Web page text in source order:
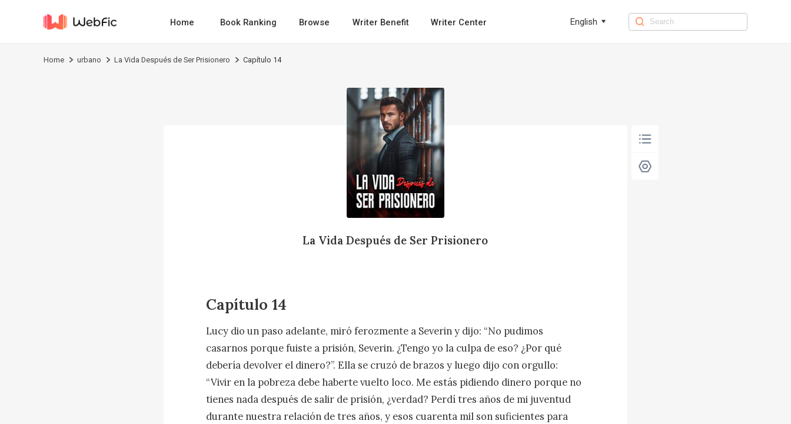
Home Book Ranking Browse Writer Benefit Writer Center English
Home urbano La Vida Después de Ser Prisionero Capítulo 14
La Vida Después de Ser Prisionero
Capítulo 14
Lucy dio un paso adelante, miró ferozmente a Severin y dijo: “No pudimos
casarnos porque fuiste a prisión, Severin. ¿Tengo yo la culpa de eso? ¿Por qué
debería devolver el dinero?”. Ella se cruzó de brazos y luego dijo con orgullo:
“Vivir en la pobreza debe haberte vuelto loco. Me estás pidiendo dinero porque no
tienes nada después de salir de prisión, ¿verdad? Perdí tres años de mi juventud
durante nuestra relación de tres años, y esos cuarenta mil son suficientes para